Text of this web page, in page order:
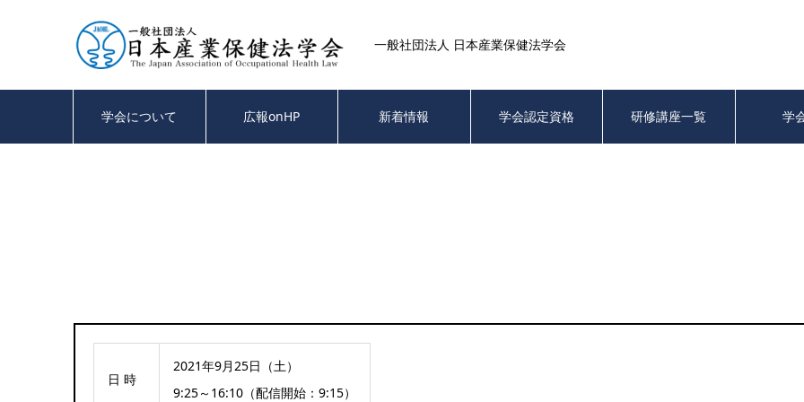
一般社団法人 日本産業保健法学会
学会について 広報onHP 新着情報 学会認定資格 研修講座一覧 学
日 時
2021年9月25日（土）
9:25～16:10（配信開始：9:15）